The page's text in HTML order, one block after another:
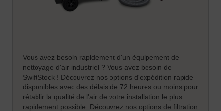
Vous avez besoin rapidement d'un équipement de
nettoyage d'air industriel ? Vous avez besoin de
SwiftStock ! Découvrez nos options d'expédition rapide
disponibles avec des délais de 72 heures ou moins pour
rétablir la qualité de l'air de votre installation le plus
rapidement possible. Découvrez nos options de filtration